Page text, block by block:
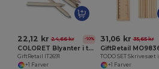
22,12 kr 24,66 kr -10%
COLORET Blyanter i træ boks 12 stk
GiftRetail IT2691
+1 Farver
31,06 kr 35,65 kr
GiftRetail
+1 Farver